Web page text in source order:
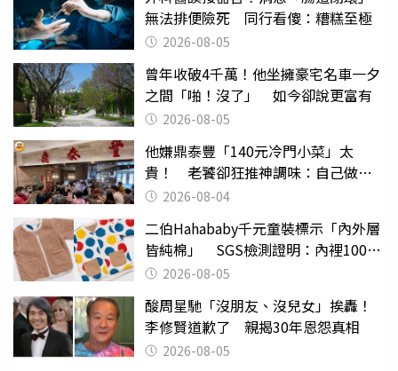
無法排便險死 同行看傻：糟糕至極
2026-08-05
曾年收破4千萬！他坐擁豪宅名車一夕
之間「啪！沒了」 如今卻說更富有
2026-08-05
他嫌鼎泰豐「140元冷門小菜」太
貴！ 老饕卻狂推神調味：自己做不
出來2026-08-04
二伯Hahababy千元童裝標示「內外層
皆純棉」 SGS檢測證明：內裡100%
聚酯纖維
2026-08-05
酸周星馳「沒朋友、沒兒女」挨轟！
李修賢道歉了 親揭30年恩怨真相
2026-08-05